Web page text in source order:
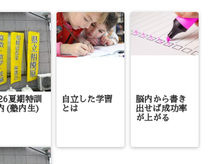
夏期特訓
(塾内生)
自立した学習
とは
脳内から書き
出せば成功率
が上がる